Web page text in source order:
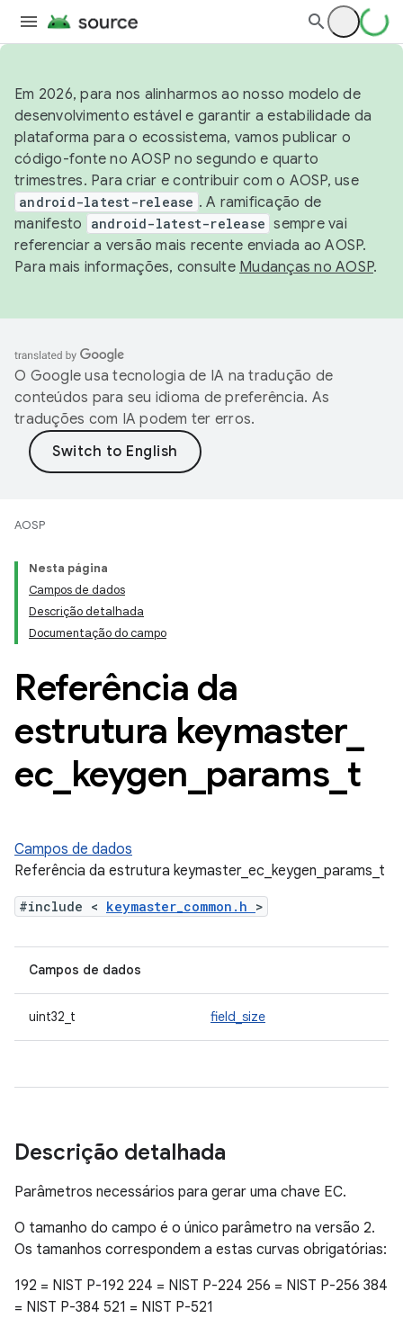
Em 2026, para nos alinharmos ao nosso modelo de
desenvolvimento estável e garantir a estabilidade da
plataforma para o ecossistema, vamos publicar o
código-fonte no AOSP no segundo e quarto
trimestres. Para criar e contribuir com o AOSP, use
android-latest-release . A ramificação de
manifesto
android-latest-release sempre vai
referenciar a versão mais recente enviada ao AOSP.
Para mais informações, consulte Mudanças no AOSP.
O Google usa tecnologia de IA na tradução de
conteúdos para seu idioma de preferência. As
traduções com IA podem ter erros.
AOSP
Nesta página
Campos de dados
Descrição detalhada
Documentação do campo
Referência da
estrutura keymaster_
ec keygen params t
Campos de dados
Referência da estrutura keymaster_ec_keygen_params_t
#include < keymaster_common.h >
Campos de dados
uint32_t field_size
Descrição detalhada
Parâmetros necessários para gerar uma chave EC.
O tamanho do campo é o único parâmetro na versão 2.
Os tamanhos correspondem a estas curvas obrigatórias:
192 = NIST P-192 224 = NIST P-224 256 = NIST P-256 384
= NIST P-384 521 = NIST P-521